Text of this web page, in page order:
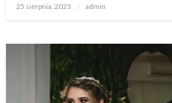
Opublikowane
25 sierpnia, 2023 admin